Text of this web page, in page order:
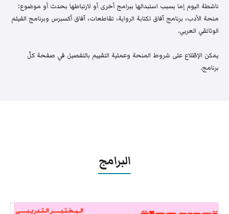
ناشطة اليوم إما بسبب استبدالها ببرامج أخرى أو لارتباطها بحدث أو موضوع:
منحة الأدب، برنامج آفاق لكتابة الرواية، تقاطعات، آفاق أكسبرس وبرنامج الفيلم
الوثائقي العربي.
يمكن الإطّلاع على شروط المنحة وعملية التقييم بالتفصيل في صفحة كلّ
برنامج.
البرامج